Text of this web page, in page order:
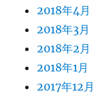
2018年4月
2018年3月
2018年2月
2018年1月
2017年12月